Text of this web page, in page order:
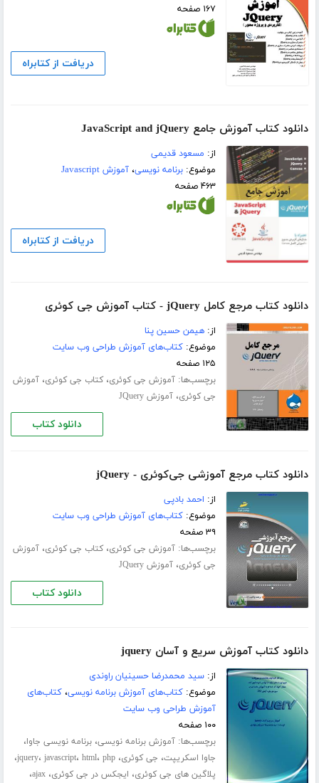
۱۶۷ صفحه
دریافت از کتابراه
دانلود کتاب آموزش جامع JavaScript and jQuery
از: مسعود قدیمی
موضوع:برنامه نویسی،آموزش Javascript
۴۶۳ صفحه
دریافت از کتابراه
دانلود کتاب مرجع کامل jQuery - کتاب آموزش جی کوئری
از:هیمن حسین پنا
موضوع:کتاب‌های آموزش طراحی وب سایت
۱۲۵ صفحه
برچسب‌ها:آموزش جی کوئری،کتاب جی کوئری،آموزش
جی کوئری،آموزش JQuery
دانلود کتاب
دانلود کتاب مرجع آموزشی جی‌کوئری - jQuery
از: احمد بادپی
موضوع:کتاب‌های آموزش طراحی وب سایت
۳۹ صفحه
برچسب‌ها:آموزش جی کوئری،کتاب جی کوئری،آموزش
جی کوئری،آموزش JQuery
دانلود کتاب
دانلود کتاب آموزش سریع و آسان jquery
از:سید محمدرضا حسینیان راوندی
موضوع:کتاب‌های آموزش برنامه نویسی،کتاب‌های
آموزش طراحی وب سایت
۱۰۰ صفحه
برچسب‌ها:آموزش برنامه نویسی،برنامه نویسی جاوا،
جاوا اسکریپت، جی کوئری، jquery، javascript، html، php ،
پلاگین های جی کوئری، ایجکس در جی کوئری،ajax،